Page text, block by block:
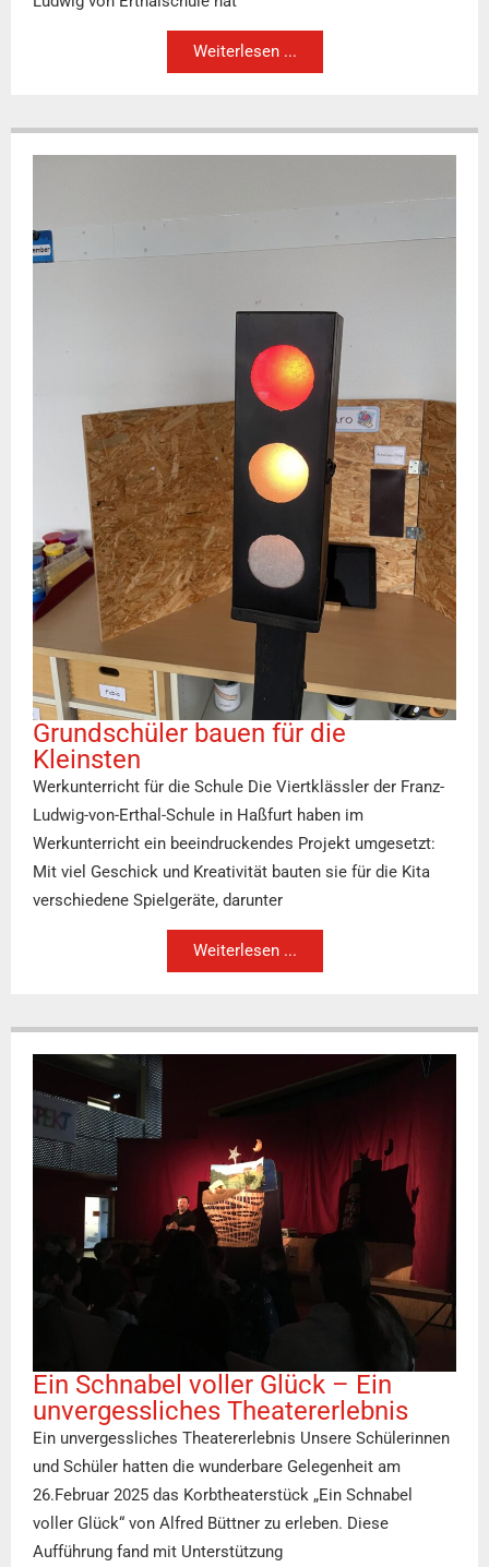
Weiterlesen ...
Grundschüler bauen für die
Kleinsten
Werkunterricht für die Schule Die Viertklässler der Franz-
Ludwig-von-Erthal-Schule in Haßfurt haben im
Werkunterricht ein beeindruckendes Projekt umgesetzt:
Mit viel Geschick und Kreativität bauten sie für die Kita
verschiedene Spielgeräte, darunter
Weiterlesen ...
Ein Schnabel voller Glück – Ein
unvergessliches Theatererlebnis
Ein unvergessliches Theatererlebnis Unsere Schülerinnen
und Schüler hatten die wunderbare Gelegenheit am
26.Februar 2025 das Korbtheaterstück „Ein Schnabel
voller Glück“ von Alfred Büttner zu erleben. Diese
Aufführung fand mit Unterstützung